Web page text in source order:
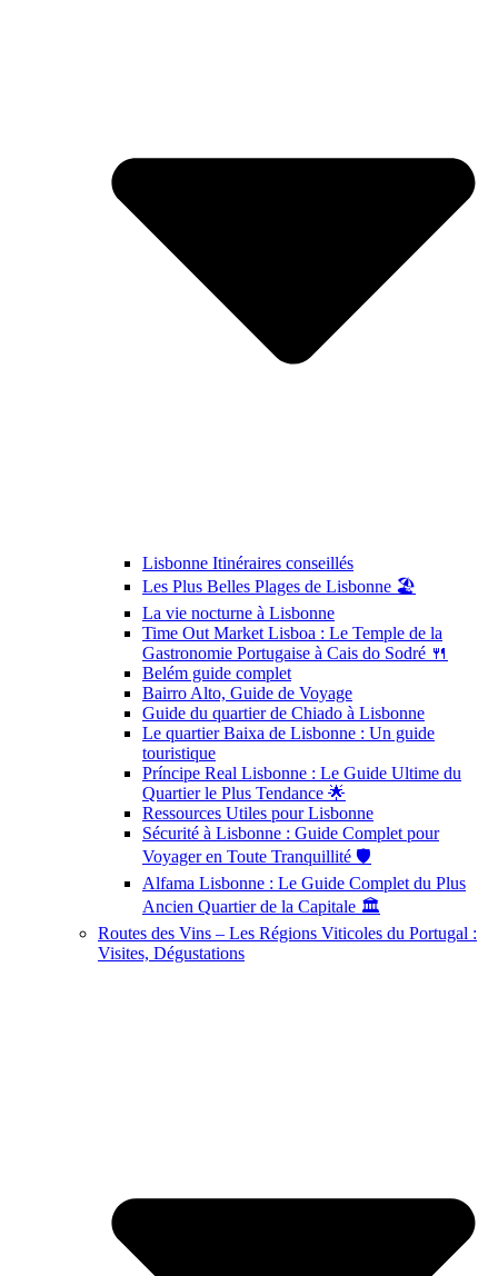
Lisbonne Itinéraires conseillés
Les Plus Belles Plages de Lisbonne 🏖️
La vie nocturne à Lisbonne
Time Out Market Lisboa : Le Temple de la
Gastronomie Portugaise à Cais do Sodré 🍴
Belém guide complet
Bairro Alto, Guide de Voyage
Guide du quartier de Chiado à Lisbonne
Le quartier Baixa de Lisbonne : Un guide
touristique
Príncipe Real Lisbonne : Le Guide Ultime du
Quartier le Plus Tendance 🌟
Ressources Utiles pour Lisbonne
Sécurité à Lisbonne : Guide Complet pour
Voyager en Toute Tranquillité 🛡️
Alfama Lisbonne : Le Guide Complet du Plus
Ancien Quartier de la Capitale 🏛️
Routes des Vins – Les Régions Viticoles du Portugal :
Visites, Dégustations